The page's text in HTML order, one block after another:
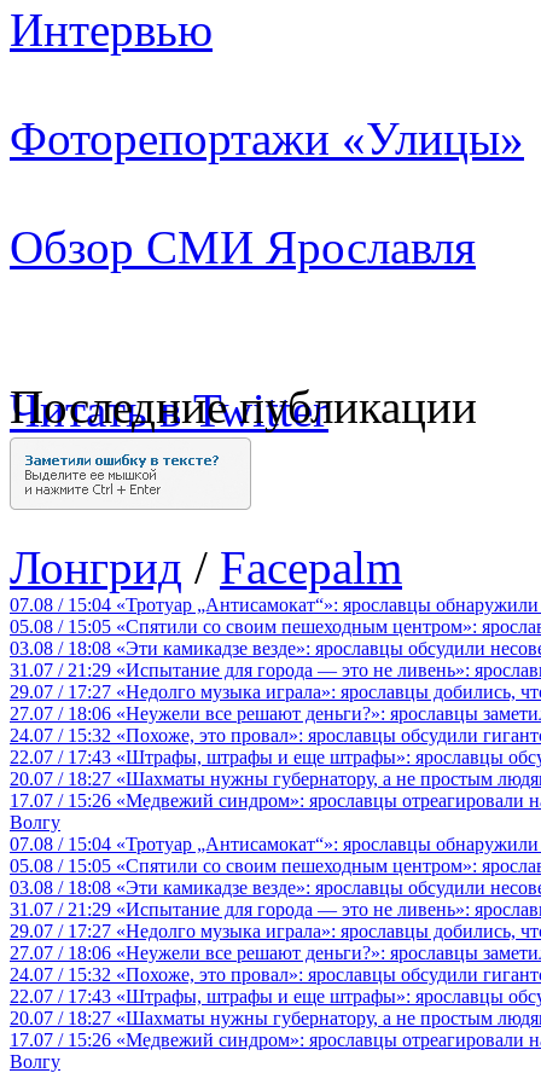
Интервью
Фоторепортажи «Улицы»
Обзор СМИ Ярославля
Последние публикации
Читать в Twitter
Лонгрид / Facepalm
07.08 / 15:04 «Тротуар „Антисамокат“»: ярославцы
05.08 / 15:05 «Спятили со своим пешеходным центром»:
03.08 / 18:08 «Эти камикадзе везде»: ярославцы обсудили
31.07 / 21:29 «Испытание для города — это не ливень»:
29.07 / 17:27 «Недолго музыка играла»: ярославцы добились,
27.07 / 18:06 «Неужели все решают деньги?»: ярославцы
24.07 / 15:32 «Похоже, это провал»: ярославцы обсудили
22.07 / 17:43 «Штрафы, штрафы и еще штрафы»: ярославцы
20.07 / 18:27 «Шахматы нужны губернатору, а не простым
17.07 / 15:26 «Медвежий синдром»: ярославцы отреагировали
Волгу
07.08 / 15:04 «Тротуар „Антисамокат“»: ярославцы
05.08 / 15:05 «Спятили со своим пешеходным центром»:
03.08 / 18:08 «Эти камикадзе везде»: ярославцы обсудили
31.07 / 21:29 «Испытание для города — это не ливень»:
29.07 / 17:27 «Недолго музыка играла»: ярославцы добились,
27.07 / 18:06 «Неужели все решают деньги?»: ярославцы
24.07 / 15:32 «Похоже, это провал»: ярославцы обсудили
22.07 / 17:43 «Штрафы, штрафы и еще штрафы»: ярославцы
20.07 / 18:27 «Шахматы нужны губернатору, а не простым
17.07 / 15:26 «Медвежий синдром»: ярославцы отреагировали
Волгу